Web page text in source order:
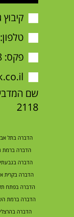
קיבוץ
פקס: 1533-9098588
שם
2118
הדברה בתל
הדברה ברמת
הדברה
הדברה בקרית
הדברה בפתח
הדברה ברמת
הדברה